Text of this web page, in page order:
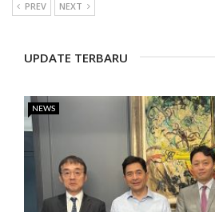
PREV NEXT
UPDATE TERBARU
NEWS